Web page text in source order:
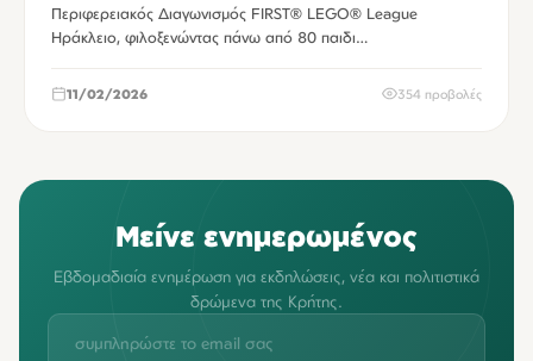
Περιφερειακός Διαγωνισμός FIRST® LEGO® League
Ηράκλειο, φιλοξενώντας πάνω από 80 παιδι…
11/02/2026 354 προβολές
Μείνε ενημερωμένος
Εβδομαδιαία ενημέρωση για εκδηλώσεις, νέα και πολιτιστικά
δρώμενα της Κρήτης.